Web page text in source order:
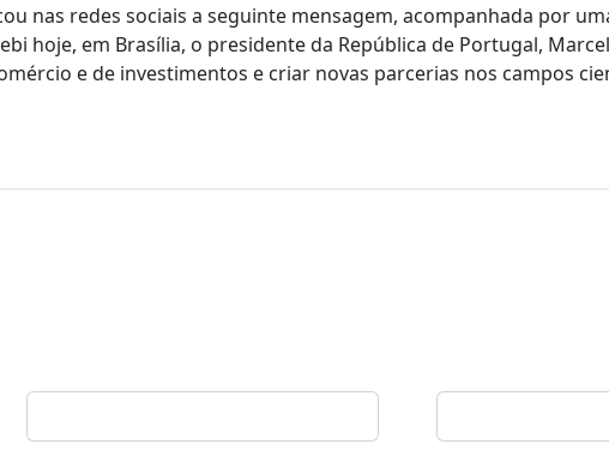
nas redes sociais a seguinte mensagem, acompanhada por
hoje, em Brasília, o presidente da República de Portugal,
e de investimentos e criar novas parcerias nos campos